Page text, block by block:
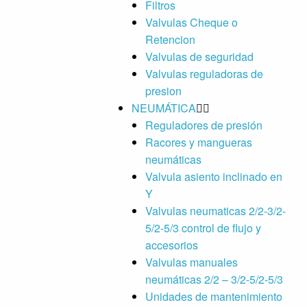
Filtros
Valvulas Cheque o
Retencion
Valvulas de seguridad
Valvulas reguladoras de
presion
NEUMÁTICA
Reguladores de presión
Racores y mangueras
neumáticas
Valvula asiento inclinado en
Y
Valvulas neumaticas 2/2-3/2-
5/2-5/3 control de flujo y
accesorios
Valvulas manuales
neumáticas 2/2 – 3/2-5/2-5/3
Unidades de mantenimiento